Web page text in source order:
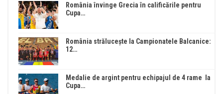
România învinge Grecia în calificările pentru
Cupa…
România strălucește la Campionatele Balcanice:
12…
Medalie de argint pentru echipajul de 4 rame la
Cupa…